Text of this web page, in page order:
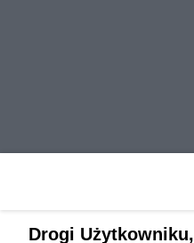
Drogi Użytkowniku,